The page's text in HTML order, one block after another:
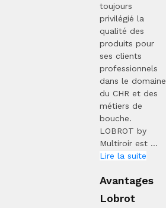
toujours
privilégié la
qualité des
produits pour
ses clients
professionnels
dans le domaine
du CHR et des
métiers de
bouche.
LOBROT by
Multiroir est ...
Lire la suite
Avantages
Lobrot